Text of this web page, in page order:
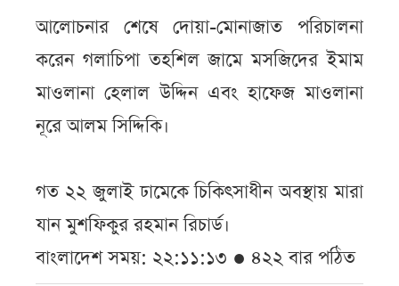
আলোচনার শেষে দোয়া-মোনাজাত পরিচালনা
করেন গলাচিপা তহশিল জামে মসজিদের ইমাম
মাওলানা হেলাল উদ্দিন এবং হাফেজ মাওলানা
নূরে আলম সিদ্দিকি।
গত ২২ জুলাই ঢামেকে চিকিৎসাধীন অবস্থায় মারা
যান মুশফিকুর রহমান রিচার্ড।
বাংলাদেশ সময়: ২২:১১:১৩ ● ৪২২ বার পঠিত